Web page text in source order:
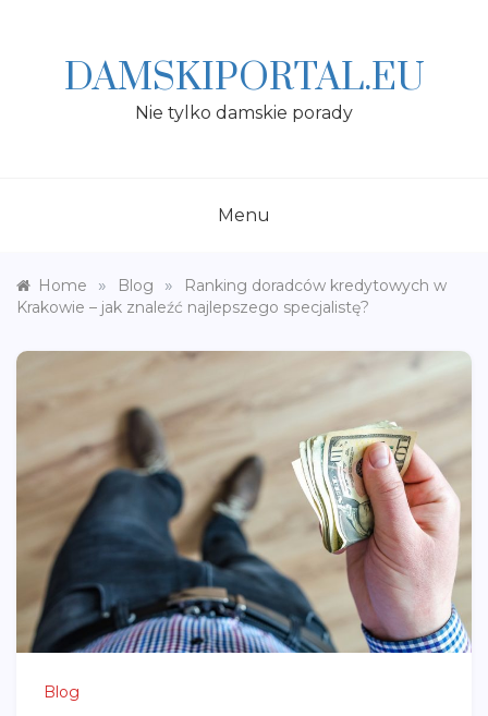
DAMSKIPORTAL.EU
Nie tylko damskie porady
Menu
Home » Blog »
Ranking doradców kredytowych w
Krakowie – jak znaleźć najlepszego specjalistę?
Blog